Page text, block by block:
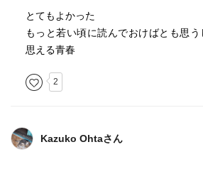
とてもよかった
もっと若い頃に読んでおけばとも思
思える青春
2
Kazuko Ohtaさん